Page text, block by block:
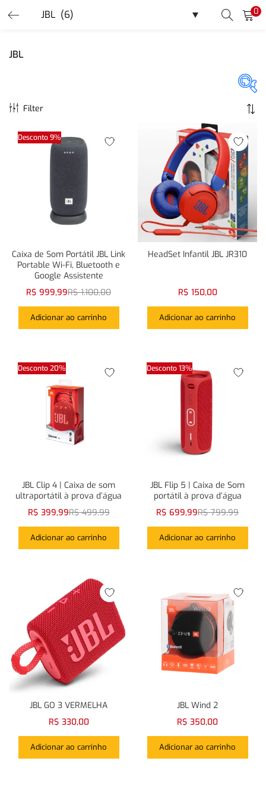
0
JBL
Categorias
Categorias
Filter
Desconto 9%
Caixa de Som Portátil JBL Link
Portable Wi-Fi, Bluetooth e
Google Assistente
R$ 999,99R$1.100,00
Adicionar ao carrinho
HeadSet Infantil JBL JR310
R$ 150,00
Adicionar ao carrinho
Desconto 20%
JBL Clip 4 | Caixa de som
ultraportátil à prova d’água
R$ 399,99R$499,99
Adicionar ao carrinho
Desconto 13%
JBL Flip 5 | Caixa de Som
portátil à prova d’água
R$ 699,99R$799,99
Adicionar ao carrinho
JBL GO 3 VERMELHA
R$ 330,00
Adicionar ao carrinho
JBL Wind 2
R$ 350,00
Adicionar ao carrinho
LOGIN REGISTER
Enter your username and password to login.
Remember me
Lost password?
Or login with
Login com Facebook Login comGoogle